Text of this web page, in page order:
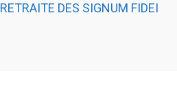
RETRAITE DES SIGNUM FIDEI